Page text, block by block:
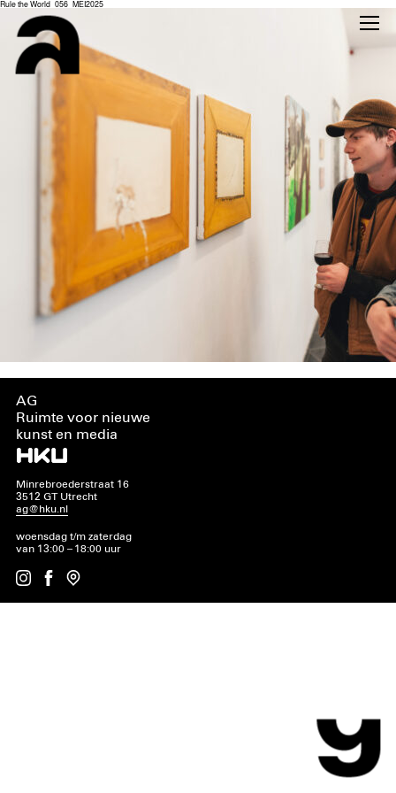
Rule the World_056_MEI2025
AG
Ruimte voor nieuwe
kunst en media
Minrebroederstraat 16
3512 GT Utrecht
ag@hku.nl
woensdag t/m zaterdag
van 13:00 – 18:00 uur